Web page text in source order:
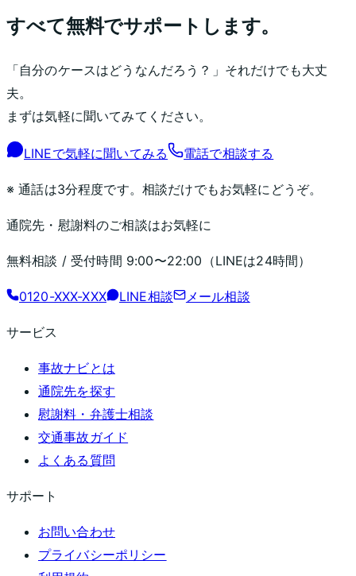
すべて無料でサポートします。
「自分のケースはどうなんだろう？」それだけでも大丈
夫。
まずは気軽に聞いてみてください。
LINEで気軽に聞いてみる 電話で相談する
※ 通話は3分程度です。相談だけでもお気軽にどうぞ。
通院先・慰謝料のご相談はお気軽に
無料相談 / 受付時間 9:00〜22:00 （LINEは24時間）
0120-XXX-XXX LINE相談 メール相談
サービス
事故ナビとは
通院先を探す
慰謝料・弁護士相談
交通事故ガイド
よくある質問
サポート
お問い合わせ
プライバシーポリシー